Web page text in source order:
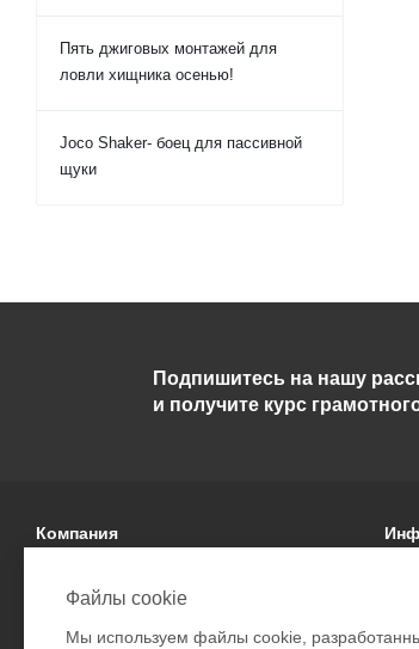
Пять джиговых монтажей для
ловли хищника осенью!
Joco Shaker- боец для пассивной
щуки
Подпишитесь на нашу
и получите курс
Компания
О компании
Файлы cookie
Мы используем файлы cookie,